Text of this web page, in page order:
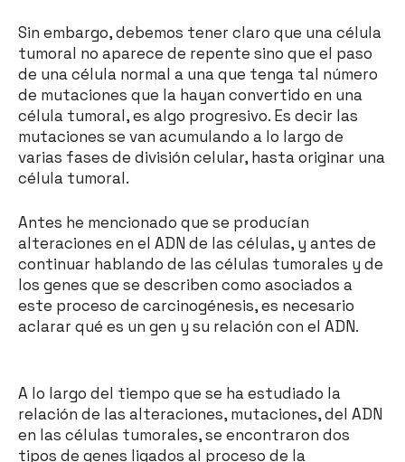
Sin embargo, debemos tener claro que una célula
tumoral no aparece de repente sino que el paso
de una célula normal a una que tenga tal número
de mutaciones que la hayan convertido en una
célula tumoral, es algo progresivo. Es decir las
mutaciones se van acumulando a lo largo de
varias fases de división celular, hasta originar una
célula tumoral.
Antes he mencionado que se producían
alteraciones en el ADN de las células, y antes de
continuar hablando de las células tumorales y de
los genes que se describen como asociados a
este proceso de carcinogénesis, es necesario
aclarar qué es un gen y su relación con el ADN.
A lo largo del tiempo que se ha estudiado la
relación de las alteraciones, mutaciones, del ADN
en las células tumorales, se encontraron dos
tipos de genes ligados al proceso de la